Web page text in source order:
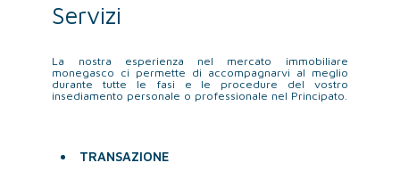
Servizi
La nostra esperienza nel mercato immobiliare
monegasco ci permette di accompagnarvi al meglio
durante tutte le fasi e le procedure del vostro
insediamento personale o professionale nel Principato.
TRANSAZIONE